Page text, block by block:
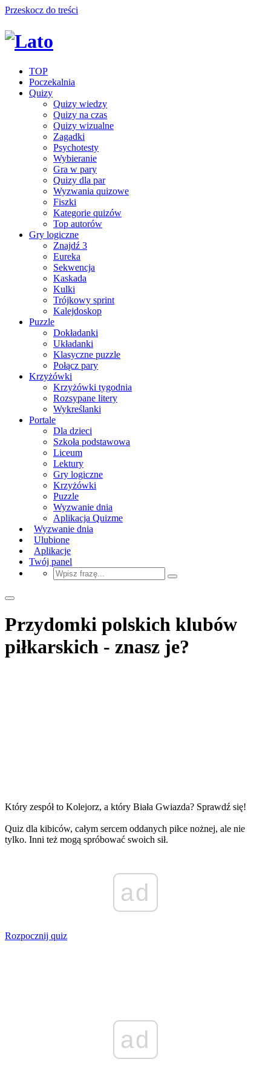
Przeskocz do treści
TOP
Poczekalnia
Quizy
Quizy wiedzy
Quizy na czas
Quizy wizualne
Zagadki
Psychotesty
Wybieranie
Gra w pary
Quizy dla par
Wyzwania quizowe
Fiszki
Kategorie quizów
Top autorów
Gry logiczne
Znajdź 3
Eureka
Sekwencja
Kaskada
Kulki
Trójkowy sprint
Kalejdoskop
Puzzle
Dokładanki
Układanki
Klasyczne puzzle
Połącz pary
Krzyżówki
Krzyżówki tygodnia
Rozsypane litery
Wykreślanki
Portale
Dla dzieci
Szkoła podstawowa
Liceum
Lektury
Gry logiczne
Krzyżówki
Puzzle
Wyzwanie dnia
Aplikacja Quizme
Wyzwanie dnia
Ulubione
Aplikacje
Twój panel
Przydomki polskich klubów
piłkarskich - znasz je?
Który zespół to Kolejorz, a który Biała Gwiazda? Sprawdź się!
Quiz dla kibiców, całym sercem oddanych piłce nożnej, ale nie
tylko. Inni też mogą spróbować swoich sił.
ad
Rozpocznij quiz
ad